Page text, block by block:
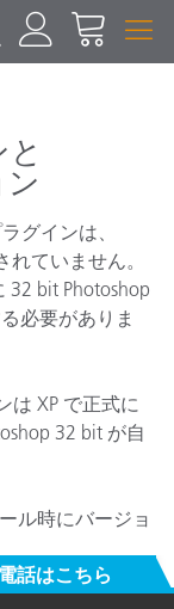
グインは、
ていません。
32 bit Photoshop
必要がありま
は XP で正式に
32 bit が自
ル時にバージョ
話はこちら